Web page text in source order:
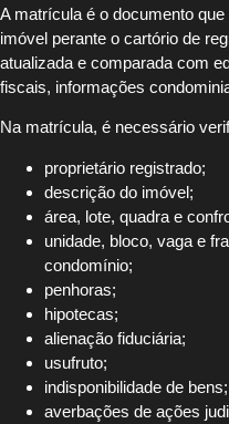
A matrícula é o documento
imóvel perante o cartório de
atualizada e comparada com
fiscais, informações
Na matrícula, é necessário
proprietário registrado;
descrição do imóvel;
área, lote, quadra e
unidade, bloco, vaga e
condomínio;
penhoras;
hipotecas;
alienação fiduciária;
usufruto;
indisponibilidade de bens;
averbações de ações